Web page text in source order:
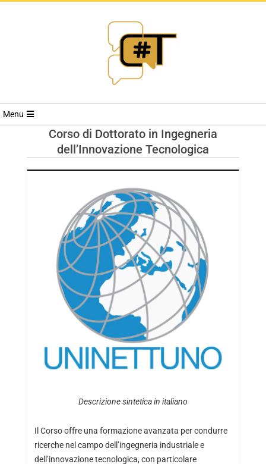
RIVISTA
TRENDS
Menu
Corso di Dottorato in Ingegneria
dell’Innovazione Tecnologica
Descrizione sintetica in italiano
Il Corso offre una formazione avanzata per condurre
ricerche nel campo dell’ingegneria industriale e
dell’innovazione tecnologica, con particolare